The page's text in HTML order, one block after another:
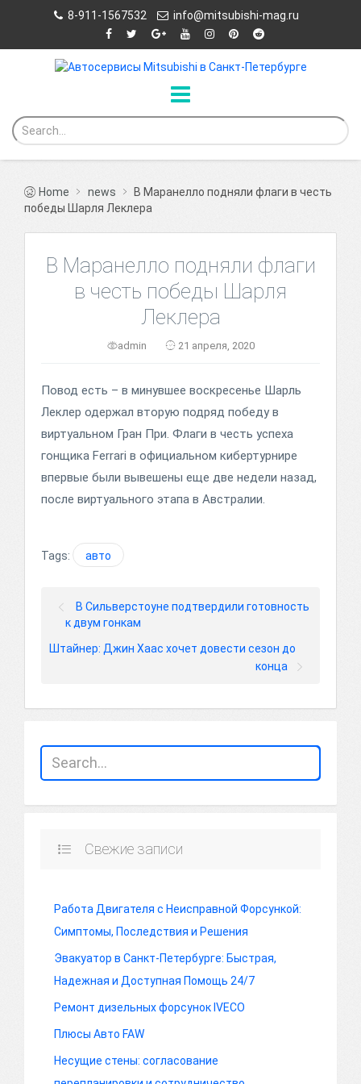
8-911-1567532 info@mitsubishi-mag.ru
Home news
В Маранелло подняли флаги в честь
победы Шарля Леклера
В Маранелло подняли флаги
в честь победы Шарля
Леклера
admin 21 апреля, 2020
Повод есть – в минувшее воскресенье Шарль
Леклер одержал вторую подряд победу в
виртуальном Гран При. Флаги в честь успеха
гонщика Ferrari в официальном кибертурнире
впервые были вывешены еще две недели назад,
после виртуального этапа в Австралии.
Tags: авто
В Сильверстоуне подтвердили готовность
к двум гонкам
Штайнер: Джин Хаас хочет довести сезон до
конца
Свежие записи
Работа Двигателя с Неисправной Форсункой:
Симптомы, Последствия и Решения
Эвакуатор в Санкт-Петербурге: Быстрая,
Надежная и Доступная Помощь 24/7
Ремонт дизельных форсунок IVECO
Плюсы Авто FAW
Несущие стены: согласование